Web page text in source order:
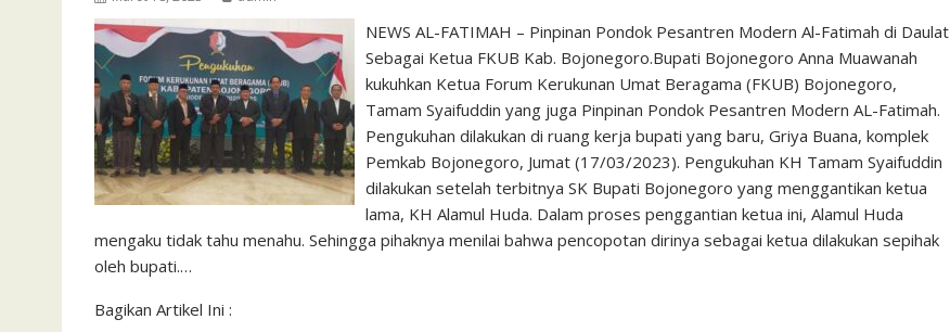
NEWS AL-FATIMAH – Pinpinan Pondok Pesantren Modern Al-Fatimah di Daulat
Sebagai Ketua FKUB Kab. Bojonegoro.Bupati Bojonegoro Anna Muawanah
kukuhkan Ketua Forum Kerukunan Umat Beragama (FKUB) Bojonegoro,
Tamam Syaifuddin yang juga Pinpinan Pondok Pesantren Modern AL-Fatimah.
Pengukuhan dilakukan di ruang kerja bupati yang baru, Griya Buana, komplek
Pemkab Bojonegoro, Jumat (17/03/2023). Pengukuhan KH Tamam Syaifuddin
dilakukan setelah terbitnya SK Bupati Bojonegoro yang menggantikan ketua
lama, KH Alamul Huda. Dalam proses penggantian ketua ini, Alamul Huda
mengaku tidak tahu menahu. Sehingga pihaknya menilai bahwa pencopotan dirinya sebagai ketua dilakukan sepihak
oleh bupati.…
Bagikan Artikel Ini :